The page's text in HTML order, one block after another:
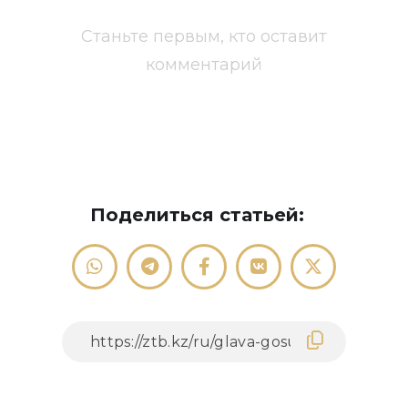
Станьте первым, кто оставит
комментарий
Поделиться статьей: